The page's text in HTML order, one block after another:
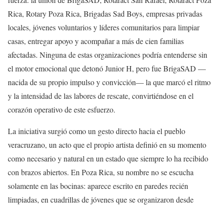
Rica, Rotary Poza Rica, Brigadas Sad Boys, empresas privadas
locales, jóvenes voluntarios y líderes comunitarios para limpiar
casas, entregar apoyo y acompañar a más de cien familias
afectadas. Ninguna de estas organizaciones podría entenderse sin
el motor emocional que detonó Junior H, pero fue BrigaSAD —
nacida de su propio impulso y convicción— la que marcó el ritmo
y la intensidad de las labores de rescate, convirtiéndose en el
corazón operativo de este esfuerzo.
La iniciativa surgió como un gesto directo hacia el pueblo
veracruzano, un acto que el propio artista definió en su momento
como necesario y natural en un estado que siempre lo ha recibido
con brazos abiertos. En Poza Rica, su nombre no se escucha
solamente en las bocinas: aparece escrito en paredes recién
limpiadas, en cuadrillas de jóvenes que se organizaron desde